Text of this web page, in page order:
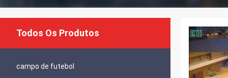
Todos Os Produtos
campo de futebol